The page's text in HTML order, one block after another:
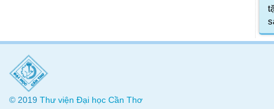
© 2019 Thư viện Đại học Cần Thơ